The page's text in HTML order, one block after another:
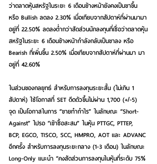
ว่าตลาดหุ้นสหรัฐในระยะ 6 เดือนข้างหน้ายังคงเป็นขาขึ้น
หรือ Bullish ลดลง 2.30% เมื่อเทียบจากสัปดาห์ที่ผ่านมามา
อยู่ที่ 22.50% ลดลงต่ำกว่าสัดส่วนนักลงทุนที่เชื่อว่าตลาดหุ้น
สหรัฐในระยะ 6 เดือนข้างหน้ากำลังกลับเป็นขาลง หรือ
Bearish ที่เพิ่มขึ้น 2.50% เมื่อเทียบจากสัปดาห์ที่ผ่านมา มา
อยู่ที่ 42.60%
ในส่วนของกลยุทธ์ สำหรับการลงทุนระยะสั้น (ไม่เกิน 1
สัปดาห์) ใช้โอกาสที่ SET ดีดตัวขึ้นไม่ผ่าน 1,700 (+/-5)
จุด เป็นโอกาสในการ “ขายทำกำไร” ในลักษณะ “Short-
Against” ไปรอ “เข้าซื้อสะสม” ในหุ้น PTTGC, PTTEP,
BCP, EGCO, TISCO, SCC, HMPRO, AOT และ ADVANC
อีกครั้ง สำหรับการลงทุนระยะกลาง (1-3 เดือน) ในลักษณะ
Long-Only แนะนำ “คงสัดส่วนการลงทุนในหุ้นที่ระดับ 75%